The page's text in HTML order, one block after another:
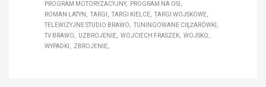
PROGRAM MOTORYZACYJNY
PROGRAM NA OSI
ROMAN LATYN
TARGI TARGI KIELCE
TARGI WOJSKOWE
TELEWIZYJNE STUDIO BRAWO
TUNINGOWANE CIĘŻARÓWKI
TV BRAWO
UZBROJENIE WOJCIECH FRASZEK
WOJSKO
WYPADKI
ZBROJENIE